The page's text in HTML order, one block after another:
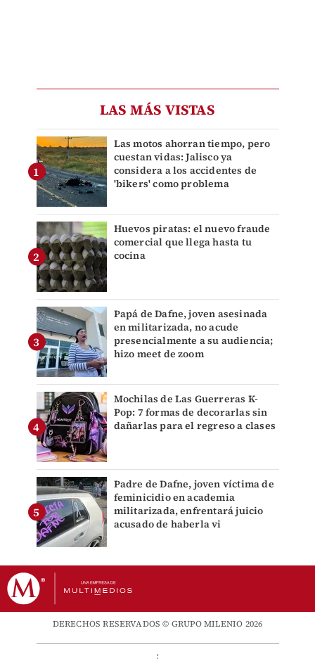
LAS MÁS VISTAS
Las motos ahorran tiempo, pero
cuestan vidas: Jalisco ya
considera a los accidentes de
'bikers' como problema
Huevos piratas: el nuevo fraude
comercial que llega hasta tu
cocina
Papá de Dafne, joven asesinada
en militarizada, no acude
presencialmente a su audiencia;
hizo meet de zoom
Mochilas de Las Guerreras K-
Pop: 7 formas de decorarlas sin
dañarlas para el regreso a clases
Padre de Dafne, joven víctima de
feminicidio en academia
militarizada, enfrentará juicio
acusado de haberla vi
DERECHOS RESERVADOS © GRUPO MILENIO 2026